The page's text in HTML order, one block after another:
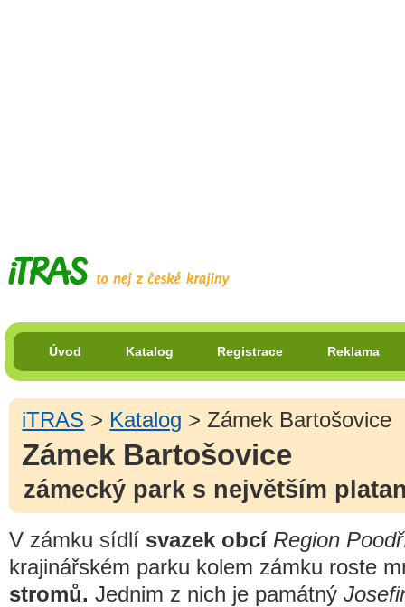
Úvod Katalog Registrace Reklama
iTRAS > Katalog > Zámek Bartošovice
Zámek Bartošovice
zámecký park s největším
V zámku sídlí svazek obcí Region
krajinářském parku kolem zámku roste
stromů. Jednim z nich je památný